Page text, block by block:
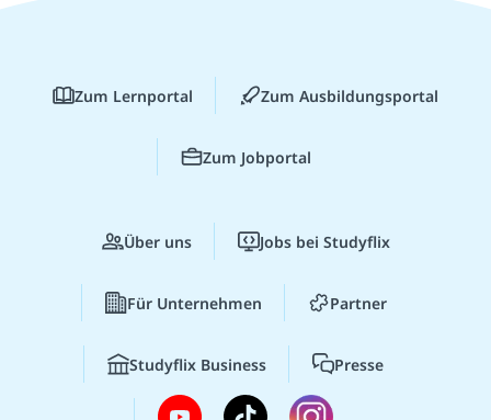
Zum Lernportal Zum Ausbildungsportal
Zum Jobportal
Über uns Jobs bei Studyflix
Für Unternehmen Partner
Studyflix Business Presse